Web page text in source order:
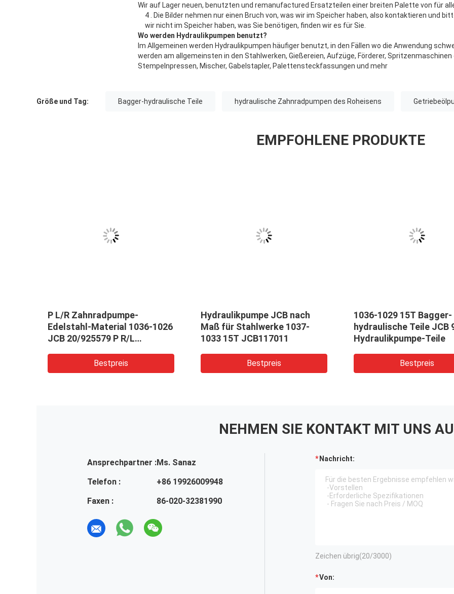
Wir auf Lager neuen, benutzten und remanufactured Ersatzteilen einer breiten Palette von für
4 .
Die Bilder nehmen nur einen Bruch von, was wir im Speicher haben, also kontaktieren und
wir nicht im Speicher haben, was Sie benötigen, finden wir es für Sie.
Wo werden Hydraulikpumpen benutzt?
Im Allgemeinen werden Hydraulikpumpen häufiger benutzt, in den Fällen wo die Anwendung
werden am allgemeinsten in den Stahlwerken, Gießereien, Aufzüge, Förderer,
Stempelnpressen, Mischer, Gabelstapler, Palettensteckfassungen und mehr
Größe und Tag: Bagger-hydraulische Teile hydraulische Zahnradpumpen des Roheisens
EMPFOHLENE PRODUKTE
P L/R Zahnradpumpe-
Edelstahl-Material 1036-1026
JCB 20/925579 P R/L
Bestpreis
Hydraulikpumpe JCB nach
Maß für Stahlwerke 1037-
1033 15T JCB117011
Bestpreis
1036-1029 15T Bagger-
hydraulische Teile JCB
Hydraulikpumpe-Teile
Bestpreis
NEHMEN SIE KONTAKT MIT UNS
Ansprechpartner :Ms. Sanaz
Telefon :
+86 19926009948
Faxen :
86-020-32381990
Nachricht:
Zeichen übrig(20/3000)
Von: